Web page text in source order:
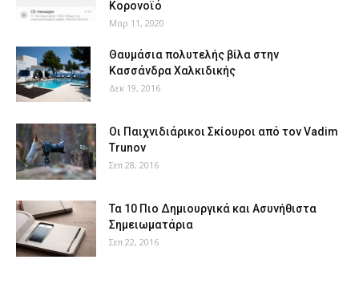
Κορονοϊό
Μαρ 11, 2020
Θαυμάσια πολυτελής βίλα στην
Κασσάνδρα Χαλκιδικής
Δεκ 19, 2016
Οι Παιχνιδιάρικοι Σκίουροι από τον Vadim
Trunov
Σεπ 28, 2016
Τα 10 Πιο Δημιουργικά και Ασυνήθιστα
Σημειωματάρια
Σεπ 22, 2016